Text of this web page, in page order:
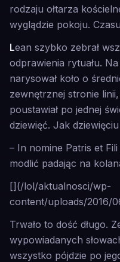
rodzaju ołtarza
wyglądzie pokoju.
Lean szybko zebrał
odprawienia rytuału.
narysował koło o
zewnętrznej stronie
poustawiał po jednej
dziewięć. Jak
– In nomine Patris et
modlić padając na
[](/lol/aktualnosci/wp-
content/uploads/2016/
Trwało to dość długo.
wypowiadanych
wszystko pójdzie po